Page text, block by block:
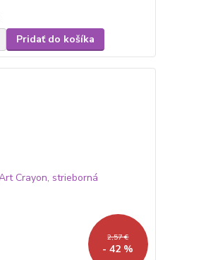
Pridať do košíka
2,57 €
- 42 %